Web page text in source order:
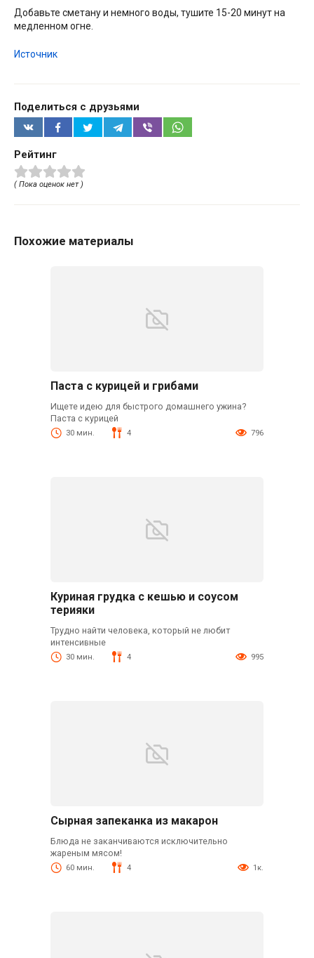
Добавьте сметану и немного воды, тушите 15-20 минут на
медленном огне.
Источник
Поделиться с друзьями
Рейтинг
( Пока оценок нет )
Похожие материалы
Паста с курицей и грибами
Ищете идею для быстрого домашнего ужина?
Паста с курицей
30 мин. 4 796
Куриная грудка с кешью и соусом
терияки
Трудно найти человека, который не любит
интенсивные
30 мин. 4 995
Сырная запеканка из макарон
Блюда не заканчиваются исключительно
жареным мясом!
60 мин. 4 1к.